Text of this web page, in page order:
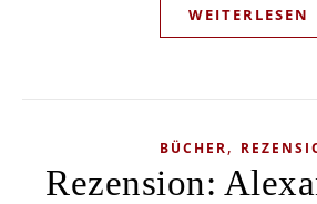
WEITERLESEN
BÜCHER,
Rezension: